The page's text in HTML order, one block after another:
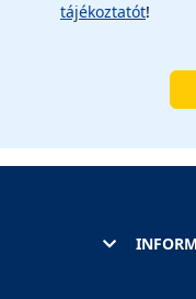
tájékoztatót!